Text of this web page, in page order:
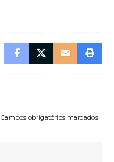
Campos obrigatórios marcados